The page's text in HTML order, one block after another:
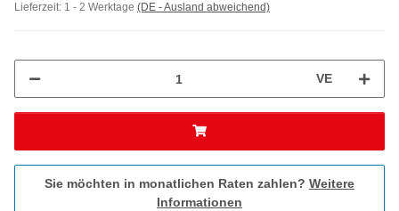
Lieferzeit: 1 - 2 Werktage (DE - Ausland abweichend)
VE
Sie möchten in monatlichen Raten zahlen? Weitere
Informationen